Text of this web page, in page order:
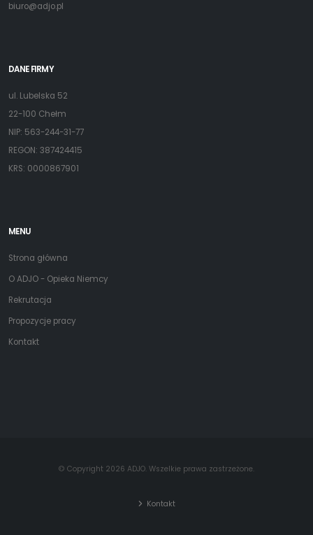
biuro@adjo.pl
DANE FIRMY
ul. Lubelska 52
22-100 Chełm
NIP: 563-244-31-77
REGON: 387424415
KRS: 0000867901
MENU
Strona główna
O ADJO - Opieka Niemcy
Rekrutacja
Propozycje pracy
Kontakt
© Copyright 2026 ADJO. Wszelkie prawa zastrzeżone.
Kontakt